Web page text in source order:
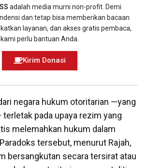
adalah media murni non-profit. Demi
dan tetap bisa memberikan bacaan
layanan, dan akses gratis pembaca,
kami perlu bantuan Anda.
Kirim Donasi
negara hukum otoritarian —yang
pada upaya rezim yang
melemahkan hukum dalam
tersebut, menurut Rajah,
bersangkutan secara tersirat atau